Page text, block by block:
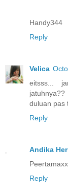
Handy344
Reply
Velica
eitsss...
duluan pas
Reply
Andika
Reply